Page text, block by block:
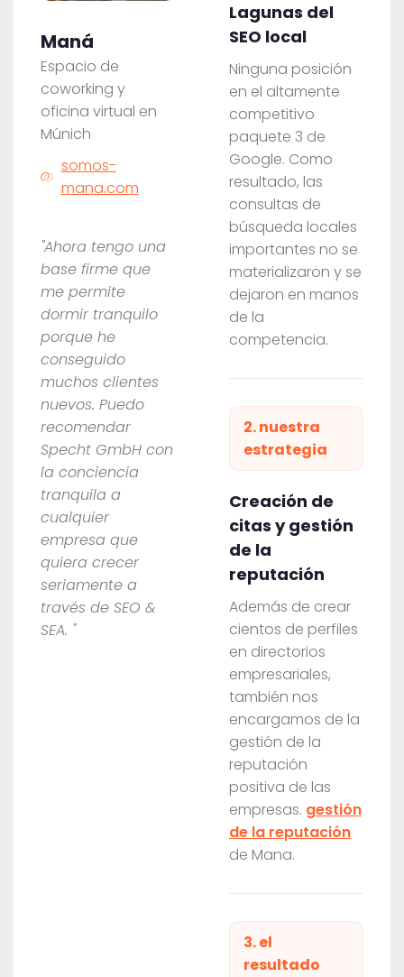
Lagunas del
SEO local
Ninguna posición
en el altamente
competitivo
paquete 3 de
Google. Como
resultado, las
consultas de
búsqueda locales
importantes no se
materializaron y se
dejaron en manos
de la
competencia.
2. nuestra
estrategia
Creación de
citas y gestión
de la
reputación
Además de crear
cientos de perfiles
en directorios
empresariales,
también nos
encargamos de la
gestión de la
reputación
positiva de las
empresas. gestión
de la reputación
de Mana.
3. el
resultado
Maná
Espacio de
coworking y
oficina virtual en
Múnich
somos-
mana.com
"Ahora tengo una
base firme que
me permite
dormir tranquilo
porque he
conseguido
muchos clientes
nuevos. Puedo
recomendar
Specht GmbH con
la conciencia
tranquila a
cualquier
empresa que
quiera crecer
seriamente a
través de SEO &
SEA. "